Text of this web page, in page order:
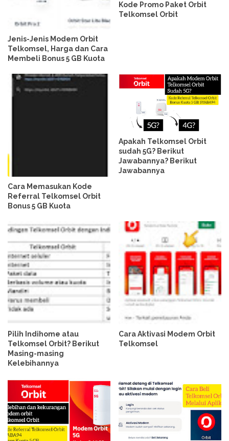
Jenis-Jenis Modem Orbit
Telkomsel, Harga dan Cara
Membeli Bonus 5 GB Kuota
Kode Promo Paket Orbit
Telkomsel Orbit
Cara Memasukan Kode
Referral Telkomsel Orbit
Bonus 5 GB Kuota
Apakah Telkomsel Orbit
sudah 5G? Berikut
Jawabannya? Berikut
Jawabannya
Pilih Indihome atau
Telkomsel Orbit? Berikut
Masing-masing
Kelebihannya
Cara Aktivasi Modem Orbit
Telkomsel